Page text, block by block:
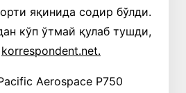
яқинида содир бўлди.
кўп ўтмай қулаб тушди,
korrespondent.net.
Aerospace P750